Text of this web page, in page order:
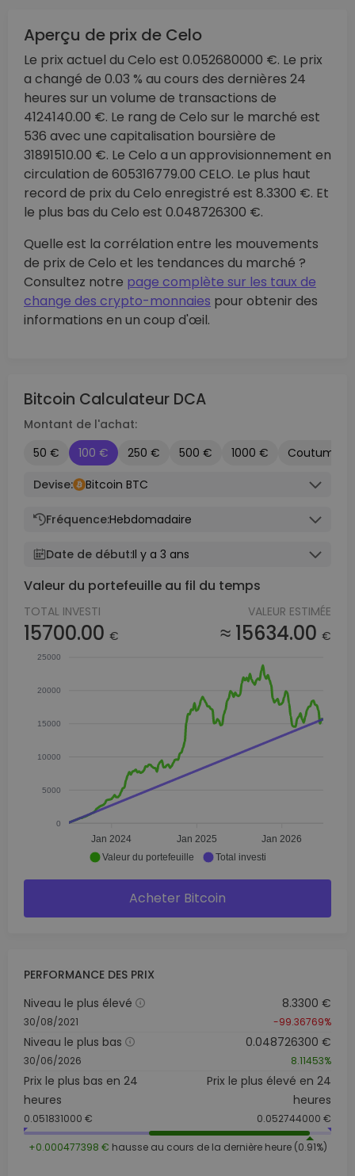
Aperçu de prix de Celo
Le prix actuel du Celo est 0.052680000 €. Le prix
a changé de 0.03 % au cours des dernières 24
heures sur un volume de transactions de
4124140.00 €. Le rang de Celo sur le marché est
536 avec une capitalisation boursière de
31891510.00 €. Le Celo a un approvisionnement en
circulation de 605316779.00 CELO. Le plus haut
record de prix du Celo enregistré est 8.3300 €. Et
le plus bas du Celo est 0.048726300 €.
Quelle est la corrélation entre les mouvements
de prix de Celo et les tendances du marché ?
Consultez notre page complète sur les taux de
change des crypto-monnaies pour obtenir des
informations en un coup d'œil.
Bitcoin Calculateur DCA
Montant de l'achat:
50 €
100 € 250 € 500 € 1000 €
Coutume
Devise:
Bitcoin BTC
Fréquence:Hebdomadaire
Date de début:Il y a 3 ans
Valeur du portefeuille au fil du temps
TOTAL INVESTI
15700.00 €
VALEUR ESTIMÉE
≈ 15634.00 €
25000
20000
15000
10000
5000
0
Jan 2024 Jan 2025 Jan 2026
Valeur du portefeuille Total investi
Acheter Bitcoin
PERFORMANCE DES PRIX
Niveau le plus élevé
30/08/2021
8.3300 €
-99.36769%
Niveau le plus bas
30/06/2026
0.048726300 €
8.11453%
Prix le plus bas en 24
heures
0.051831000 €
Prix le plus élevé en 24
heures
0.052744000 €
+0.000477398 € hausse au cours de la dernière heure (0.91%)